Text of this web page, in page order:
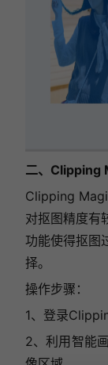
二、Clipping
Clipping
对抠图精度有
功能使得抠图
择。
操作步骤：
1、登录
2、利用智能